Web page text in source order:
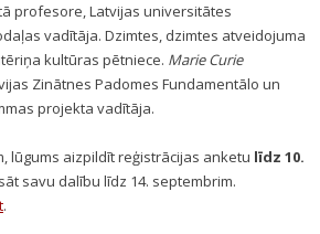
profesore, Latvijas universitātes
vadītāja. Dzimtes, dzimtes atveidojuma
kultūras pētniece. Marie Curie
Zinātnes Padomes Fundamentālo un
projekta vadītāja.
lūgums aizpildīt reģistrācijas anketu līdz 10.
savu dalību līdz 14. septembrim.
.